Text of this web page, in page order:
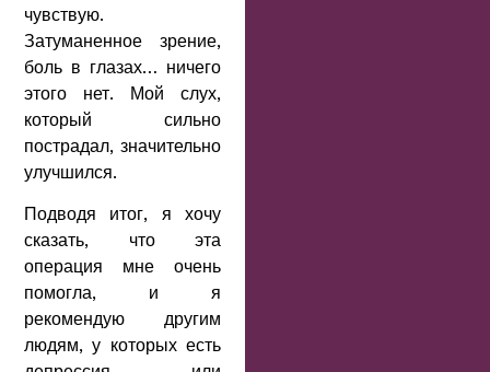
чувствую.
Затуманенное зрение,
боль в глазах… ничего
этого нет. Мой слух,
который сильно
пострадал, значительно
улучшился.
Подводя итог, я хочу
сказать, что эта
операция мне очень
помогла, и я
рекомендую другим
людям, у которых есть